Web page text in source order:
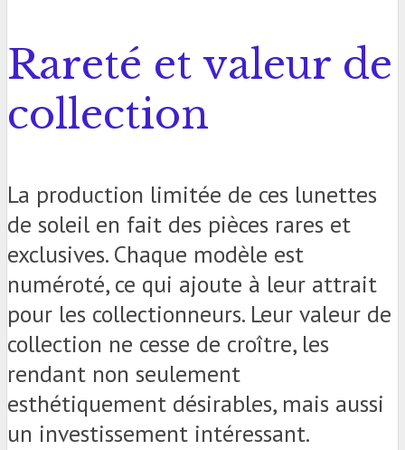
Rareté et valeur de
collection
La production limitée de ces lunettes
de soleil en fait des pièces rares et
exclusives. Chaque modèle est
numéroté, ce qui ajoute à leur attrait
pour les collectionneurs. Leur valeur de
collection ne cesse de croître, les
rendant non seulement
esthétiquement désirables, mais aussi
un investissement intéressant.